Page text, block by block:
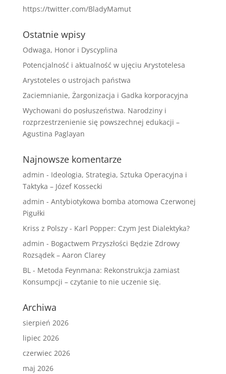
https://twitter.com/BladyMamut
Ostatnie wpisy
Odwaga, Honor i Dyscyplina
Potencjalność i aktualność w ujęciu Arystotelesa
Arystoteles o ustrojach państwa
Zaciemnianie, Żargonizacja i Gadka korporacyjna
Wychowani do posłuszeństwa. Narodziny i
rozprzestrzenienie się powszechnej edukacji –
Agustina Paglayan
Najnowsze komentarze
admin - Ideologia, Strategia, Sztuka Operacyjna i
Taktyka – Józef Kossecki
admin - Antybiotykowa bomba atomowa Czerwonej
Pigułki
Kriss z Polszy- Karl Popper: Czym Jest Dialektyka?
admin - Bogactwem Przyszłości Będzie Zdrowy
Rozsądek – Aaron Clarey
BL- Metoda Feynmana: Rekonstrukcja zamiast
Konsumpcji – czytanie to nie uczenie się.
Archiwa
sierpień 2026
lipiec 2026
czerwiec 2026
maj 2026